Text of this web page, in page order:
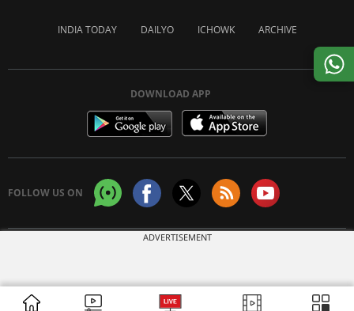
INDIA TODAY DAILYO ICHOWK ARCHIVE
DOWNLOAD APP
FOLLOW US ON
ADVERTISEMENT